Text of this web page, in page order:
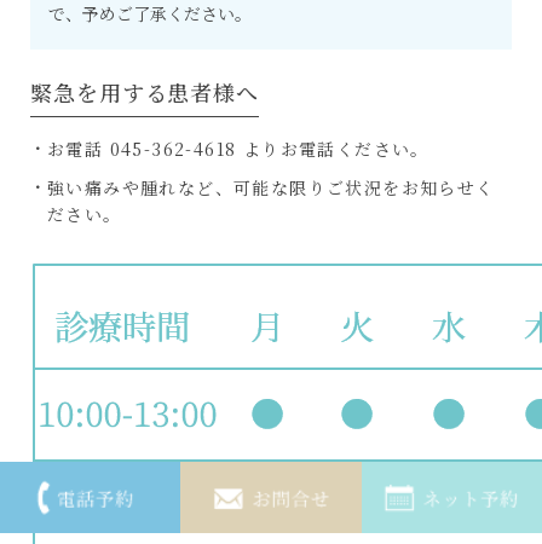
で、予めご了承ください。
緊急を用する患者様へ
お電話 045-362-4618 よりお電話ください。
強い痛みや腫れなど、可能な限りご状況をお知らせく
ださい。